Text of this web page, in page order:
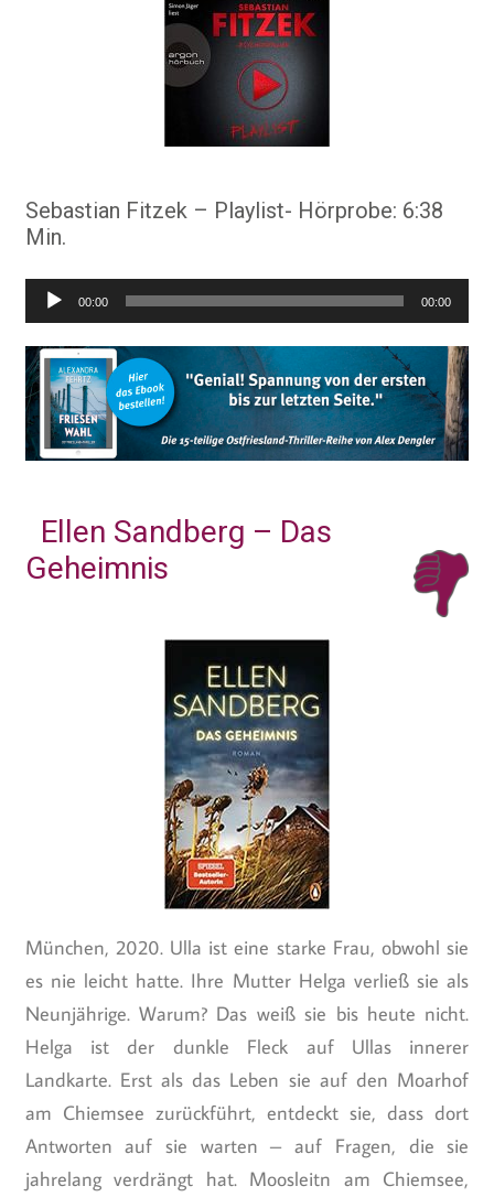
Sebastian Fitzek – Playlist- Hörprobe: 6:38
Min.
Audio-
Player
00:00 00:00
Ellen Sandberg – Das
Geheimnis
München, 2020. Ulla ist eine starke Frau, obwohl sie
es nie leicht hatte. Ihre Mutter Helga verließ sie als
Neunjährige. Warum? Das weiß sie bis heute nicht.
Helga ist der dunkle Fleck auf Ullas innerer
Landkarte. Erst als das Leben sie auf den Moarhof
am Chiemsee zurückführt, entdeckt sie, dass dort
Antworten auf sie warten – auf Fragen, die sie
jahrelang verdrängt hat. Moosleitn am Chiemsee,